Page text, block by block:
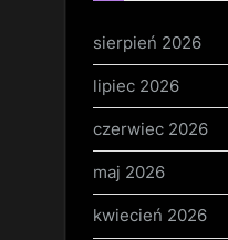
sierpień 2026
lipiec 2026
czerwiec 2026
maj 2026
kwiecień 2026